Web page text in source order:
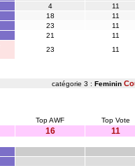
4
11
18
11
23
11
21 11
23 11
catégorie 3 : Feminin
Top AWF
Top Vote
16 11